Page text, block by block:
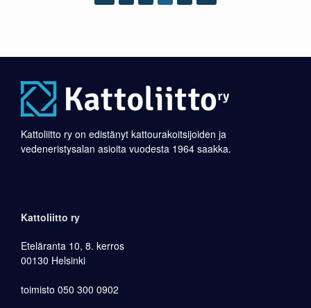
Kattoliitto ry on edistänyt kattourakoitsijoiden ja
vedeneristysalan asioita vuodesta 1964 saakka.
Kattoliitto ry
Eteläranta 10, 8. kerros
00130 Helsinki
toimisto 050 300 0902